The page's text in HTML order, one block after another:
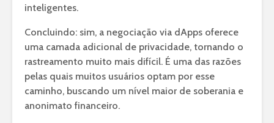
inteligentes.
Concluindo: sim, a negociação via dApps oferece
uma camada adicional de privacidade, tornando o
rastreamento muito mais difícil. É uma das razões
pelas quais muitos usuários optam por esse
caminho, buscando um nível maior de soberania e
anonimato financeiro.